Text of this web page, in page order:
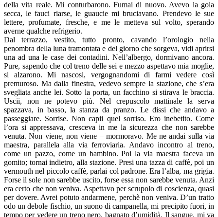
della vita reale. Mi conturbarono. Fumai di nuovo. Avevo la gola
secca, le fauci riarse, le guaucie mi bruciavano. Prendevo le sue
lettere, profumate, fresche, e me le metteva sul volto, sperando
averne qualche refrigerio.
Dal terrazzo, vestito, tutto pronto, cavando l’orologio nella
penombra della luna tramontata e del giorno che sorgeva, vidi aprirsi
una ad una le case dei contadini. Nell’albergo, dormivano ancora.
Pure, sapendo che col treno delle sei e mezzo aspettavo mia moglie,
si alzarono. Mi nascosi, vergognandomi di farmi vedere così
premuroso. Ma dalla finestra, vedevo sempre la stazione, che s’era
svegliata anche lei. Sotto la porta, un facchino si stirava le braccia.
Uscii, non ne potevo più. Nel crepuscolo mattinale la serva
spazzava, in basso, la stanza da pranzo. Le dissi che andavo a
passeggiare. Sorrise. Non capii quel sorriso. Ero inebetito. Come
l’ora si appressava, cresceva in me la sicurezza che non sarebbe
venuta. Non viene, non viene – mormoravo. Me ne andai sulla via
maestra, parallela alla via ferroviaria. Andavo incontro al treno,
come un pazzo, come un bambino. Poi la via maestra faceva un
gomito; tornai indietro, alla stazione. Presi una tazza di caffè, poi un
vermouth nel piccolo caffè, parlai col padrone. Era l’alba, ma grigia.
Forse il sole non sarebbe uscito, forse essa non sarebbe venuta. Anzi
era certo che non veniva. Aspettavo per scrupolo di coscienza, quasi
per dovere. Avrei potuto andarmene, perchè non veniva. D’un tratto
odo un debole fischio, un suono di campanella, mi precipito fuori, in
tempo per vedere un treno nero, bagnato d’umidità. Il sangue, mi va